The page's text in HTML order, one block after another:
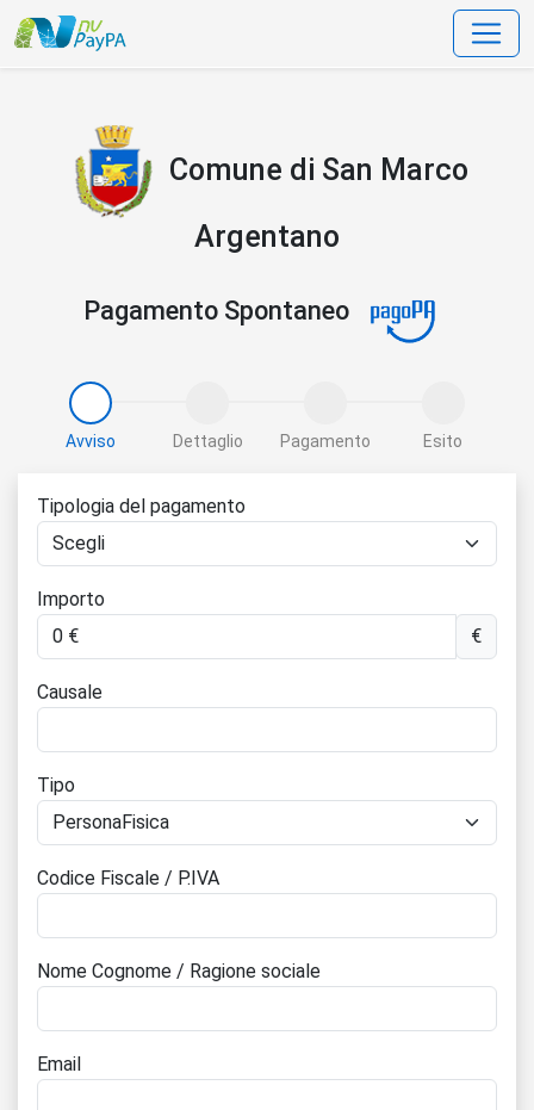
data-bs-toggle=
Comune di San Marco
Argentano
Pagamento Spontaneo
Avviso Dettaglio Pagamento Esito
Tipologia del pagamento
Importo
€
Causale
Tipo
Codice Fiscale / P.IVA
Nome Cognome / Ragione sociale
Email